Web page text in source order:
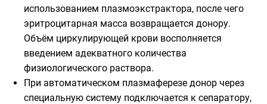
использованием плазмоэкстрактора, после чего
эритроцитарная масса возвращается донору.
Объём циркулирующей крови восполняется
введением адекватного количества
физиологического раствора.
При автоматическом плазмаферезе донор через
специальную систему подключается к сепаратору,